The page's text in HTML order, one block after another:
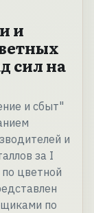
и
сил на
и сбыт"
и
за I
цветной
по